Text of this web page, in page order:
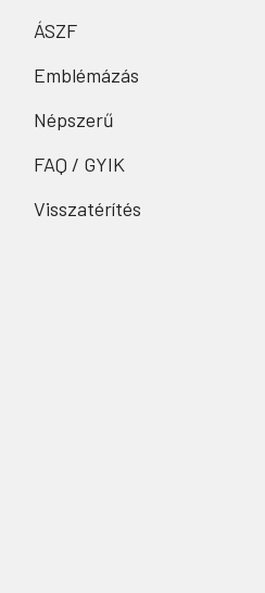
ÁSZF
Emblémázás
Népszerű
FAQ / GYIK
Visszatérítés